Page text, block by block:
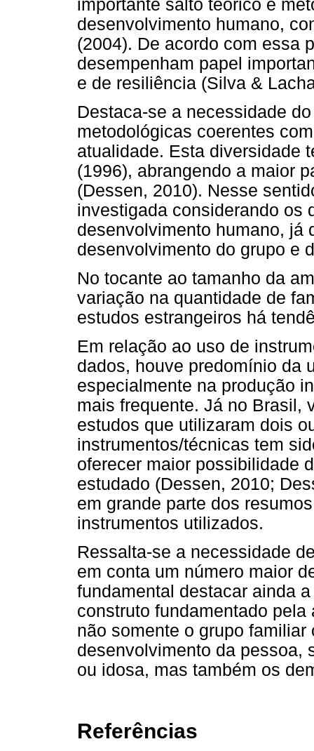
importante salto teórico e
desenvolvimento humano,
(2004). De acordo com essa
desempenham papel
e de resiliência (Silva &
Destaca-se a necessidade
metodológicas coerentes
atualidade. Esta diversidade
(1996), abrangendo a maior
(Dessen, 2010). Nesse
investigada considerando os
desenvolvimento humano, já
desenvolvimento do grupo e
No tocante ao tamanho da
variação na quantidade de
estudos estrangeiros há
Em relação ao uso de
dados, houve predomínio da
especialmente na produção
mais frequente. Já no Brasil,
estudos que utilizaram dois
instrumentos/técnicas tem
oferecer maior possibilidade
estudado (Dessen, 2010;
em grande parte dos
instrumentos utilizados.
Ressalta-se a necessidade
em conta um número maior
fundamental destacar ainda
construto fundamentado
não somente o grupo
desenvolvimento da pessoa,
ou idosa, mas também os
Referências